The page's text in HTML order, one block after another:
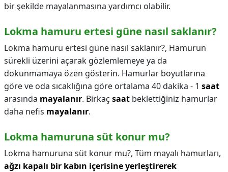
bir şekilde mayalanmasına yardımcı olabilir.
Lokma hamuru ertesi güne nasıl saklanır?
Lokma hamuru ertesi güne nasıl saklanır?, Hamurun
sürekli üzerini açarak gözlemlemeye ya da
dokunmamaya özen gösterin. Hamurlar boyutlarına
göre ve oda sıcaklığına göre ortalama 40 dakika - 1 saat
arasında mayalanır. Birkaç saat beklettiğiniz hamurlar
daha nefis mayalanır.
Lokma hamuruna süt konur mu?
Lokma hamuruna süt konur mu?, Tüm mayalı hamurları,
ağzı kapalı bir kabın içerisine yerleştirerek